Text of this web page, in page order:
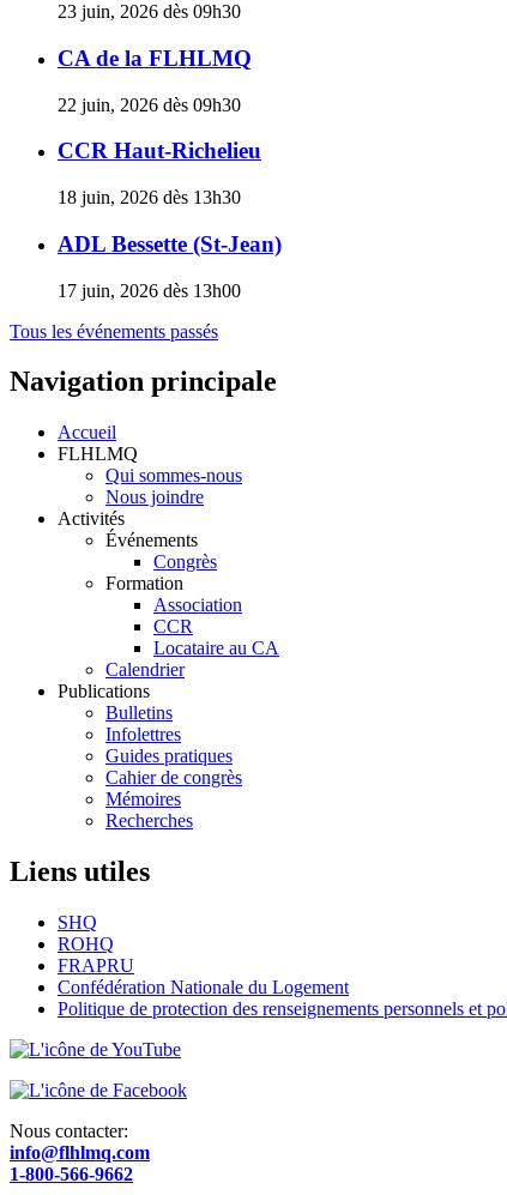
23 juin, 2026 dès 09h30
CA de la FLHLMQ
22 juin, 2026 dès 09h30
CCR Haut-Richelieu
18 juin, 2026 dès 13h30
ADL Bessette (St-Jean)
17 juin, 2026 dès 13h00
Tous les événements passés
Navigation principale
Accueil
FLHLMQ
Qui sommes-nous
Nous joindre
Activités
Événements
Congrès
Formation
Association
CCR
Locataire au CA
Calendrier
Publications
Bulletins
Infolettres
Guides pratiques
Cahier de congrès
Mémoires
Recherches
Liens utiles
SHQ
ROHQ
FRAPRU
Confédération Nationale du Logement
Politique de protection des renseignements personnels et
Nous contacter:
info@flhlmq.com
1-800-566-9662